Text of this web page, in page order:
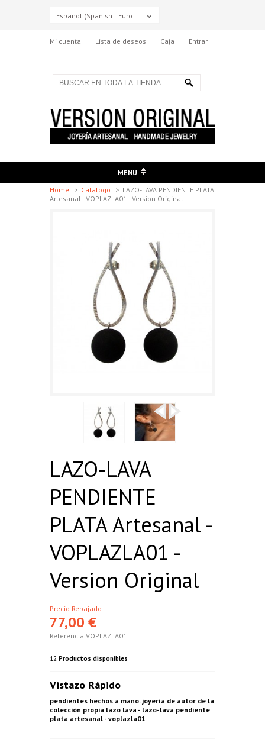
Español (Spanish) Euro
Mi cuenta Lista de deseos Caja Entrar
MENU
Home
> Catalogo > LAZO-LAVA PENDIENTE PLATA
Artesanal - VOPLAZLA01 - Version Original
LAZO-LAVA
PENDIENTE
PLATA Artesanal -
VOPLAZLA01 -
Version Original
Precio Rebajado:
77,00 €
Referencia VOPLAZLA01
12 Productos disponibles
Vistazo Rápido
pendientes hechos a mano. joyería de autor de la
colección propia lazo lava - lazo-lava pendiente
plata artesanal - voplazla01